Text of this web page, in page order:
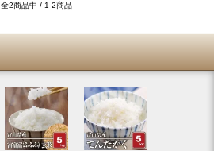
全2商品中 / 1-2商品